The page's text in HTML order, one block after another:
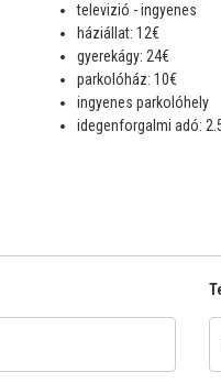
televizió - ingyenes
háziállat: 12€
gyerekágy: 24€
parkolóház: 10€
ingyenes parkolóhely
idegenforgalmi adó: